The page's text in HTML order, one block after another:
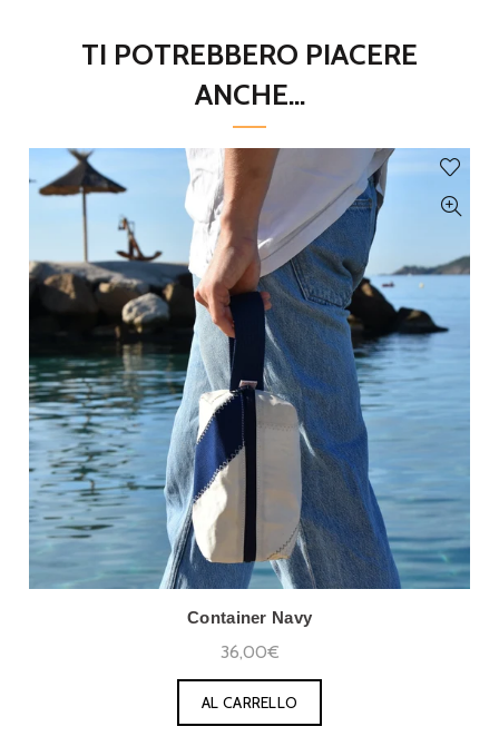
TI POTREBBERO PIACERE
ANCHE...
Container Navy
36,00€
AL CARRELLO